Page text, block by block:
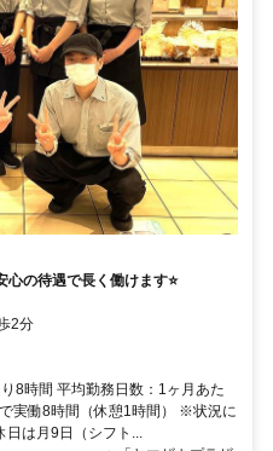
心の待遇で長く働けます⭐
2分
8時間 平均勤務日数：1ヶ月あた
実働8時間（休憩1時間） ※状況に
は月9日（シフト...